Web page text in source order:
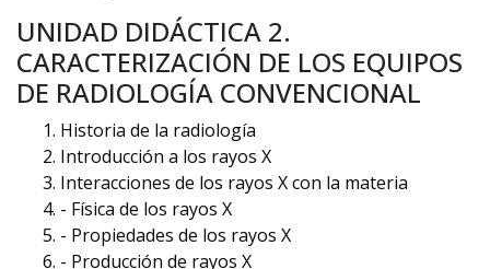
UNIDAD DIDÁCTICA 2.
CARACTERIZACIÓN DE LOS EQUIPOS
DE RADIOLOGÍA CONVENCIONAL
Historia de la radiología
Introducción a los rayos X
Interacciones de los rayos X con la materia
- Física de los rayos X
- Propiedades de los rayos X
- Producción de rayos X